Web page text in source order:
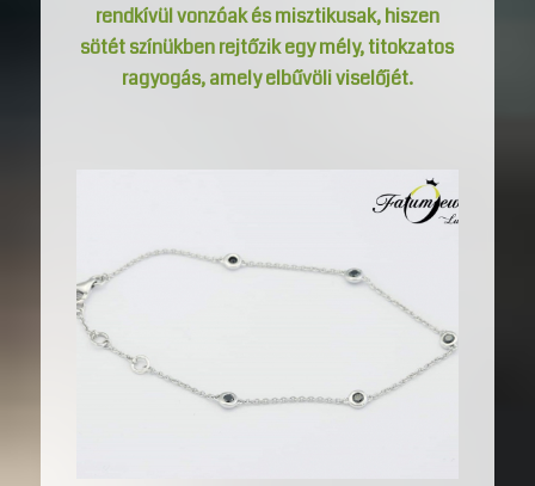
rendkívül vonzóak és misztikusak, hiszen
sötét színükben rejtőzik egy mély, titokzatos
ragyogás, amely elbűvöli viselőjét.